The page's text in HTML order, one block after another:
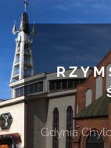
Gdynia